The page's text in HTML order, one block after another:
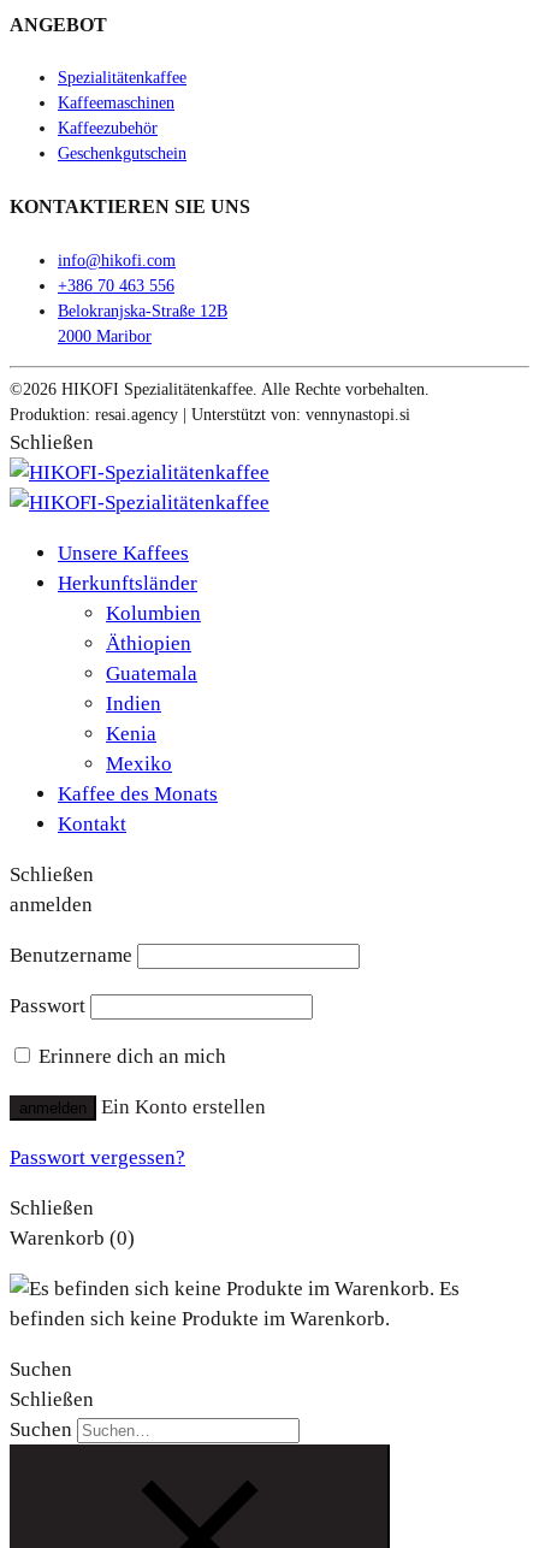
ANGEBOT
Spezialitätenkaffee
Kaffeemaschinen
Kaffeezubehör
Geschenkgutschein
KONTAKTIEREN SIE UNS
info@hikofi.com
+386 70 463 556
Belokranjska-Straße 12B
2000 Maribor
©2026 HIKOFI Spezialitätenkaffee. Alle Rechte vorbehalten.
Produktion: resai.agency | Unterstützt von: vennynastopi.si
Schließen
Unsere Kaffees
Herkunftsländer
Kolumbien
Äthiopien
Guatemala
Indien
Kenia
Mexiko
Kaffee des Monats
Kontakt
Schließen
anmelden
Benutzername
Passwort
Erinnere dich an mich
anmelden Ein Konto erstellen
Passwort vergessen?
Schließen
Warenkorb (0)
Es
befinden sich keine Produkte im Warenkorb.
Suchen
Schließen
Suchen